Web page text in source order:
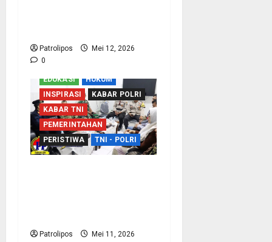
Patrolipos
Mei 12, 2026
0
EDUKASI
HUKUM
INSPIRASI
KABAR POLRI
KABAR TNI
PEMERINTAHAN
PERISTIWA
TNI - POLRI
Patrolipos
Mei 11, 2026